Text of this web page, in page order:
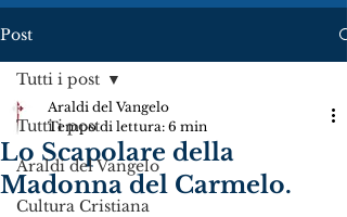
Post
Tutti i post
Araldi del Vangelo
Cultura Cristiana
Tutti i post
Lo Scapolare della
Madonna del Carmelo.
Araldi del Vangelo
Tempo di lettura: 6 min